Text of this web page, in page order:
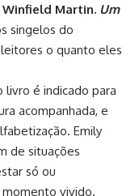
Winfield Martin. Um
singelos do
o quanto eles
livro é indicado para
acompanhada, e
Emily
de situações
só ou
momento vivido.